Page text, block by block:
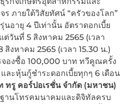
ร ภายใต้วิสัยทัศน์ “ครัวของโลก”
นอายุ 4 ปีเท่านั้น อัตราดอกเบี้ย
ต่วันที่ 5 สิงหาคม 2565 (เวลา
งหาคม 2565 (เวลา 15.30 น.)
องซื้อ 100,000 บาท ทวีคูณครั้ง
ละหุ้นกู้ชำระดอกเบี้ยทุกๆ 6 เดือน
ทรู คอร์ปอเรชั่น จำกัด (มหาชน)
านโทรคมนาคมและดิจิทัลครบ